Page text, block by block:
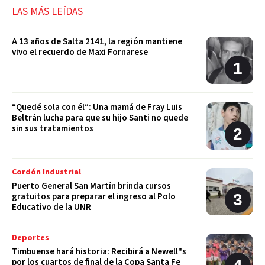
LAS MÁS LEÍDAS
A 13 años de Salta 2141, la región mantiene
vivo el recuerdo de Maxi Fornarese
“Quedé sola con él”: Una mamá de Fray Luis
Beltrán lucha para que su hijo Santi no quede
sin sus tratamientos
Cordón Industrial
Puerto General San Martín brinda cursos
gratuitos para preparar el ingreso al Polo
Educativo de la UNR
Deportes
Timbuense hará historia: Recibirá a Newell"s
por los cuartos de final de la Copa Santa Fe